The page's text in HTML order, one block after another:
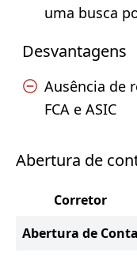
uma busca
Desvantagens
Ausência de
FCA e ASIC
Abertura de
Corretor
Abertura de Conta